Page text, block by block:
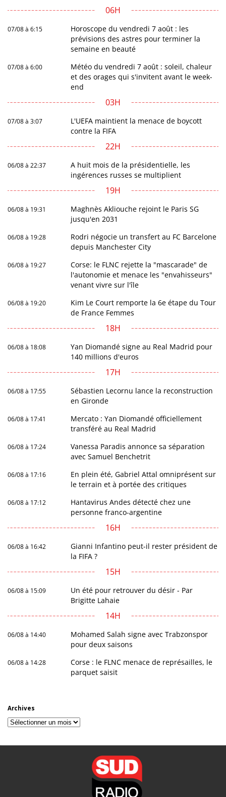
06H
07/08 à 6:15
Horoscope du vendredi 7 août : les
prévisions des astres pour terminer la
semaine en beauté
07/08 à 6:00
Météo du vendredi 7 août : soleil, chaleur
et des orages qui s'invitent avant le week-
end
03H
07/08 à 3:07
L'UEFA maintient la menace de boycott
contre la FIFA
22H
06/08 à 22:37
A huit mois de la présidentielle, les
ingérences russes se multiplient
19H
06/08 à 19:31
Maghnès Akliouche rejoint le Paris SG
jusqu'en 2031
06/08 à 19:28
Rodri négocie un transfert au FC Barcelone
depuis Manchester City
06/08 à 19:27
Corse: le FLNC rejette la "mascarade" de
l'autonomie et menace les "envahisseurs"
venant vivre sur l'île
06/08 à 19:20
Kim Le Court remporte la 6e étape du Tour
de France Femmes
18H
06/08 à 18:08
Yan Diomandé signe au Real Madrid pour
140 millions d'euros
17H
06/08 à 17:55
Sébastien Lecornu lance la reconstruction
en Gironde
06/08 à 17:41
Mercato : Yan Diomandé officiellement
transféré au Real Madrid
06/08 à 17:24
Vanessa Paradis annonce sa séparation
avec Samuel Benchetrit
06/08 à 17:16
En plein été, Gabriel Attal omniprésent sur
le terrain et à portée des critiques
06/08 à 17:12
Hantavirus Andes détecté chez une
personne franco-argentine
16H
06/08 à 16:42
Gianni Infantino peut-il rester président de
la FIFA ?
15H
06/08 à 15:09
Un été pour retrouver du désir - Par
Brigitte Lahaie
14H
06/08 à 14:40
Mohamed Salah signe avec Trabzonspor
pour deux saisons
06/08 à 14:28
Corse : le FLNC menace de représailles, le
parquet saisit
Archives
Archives